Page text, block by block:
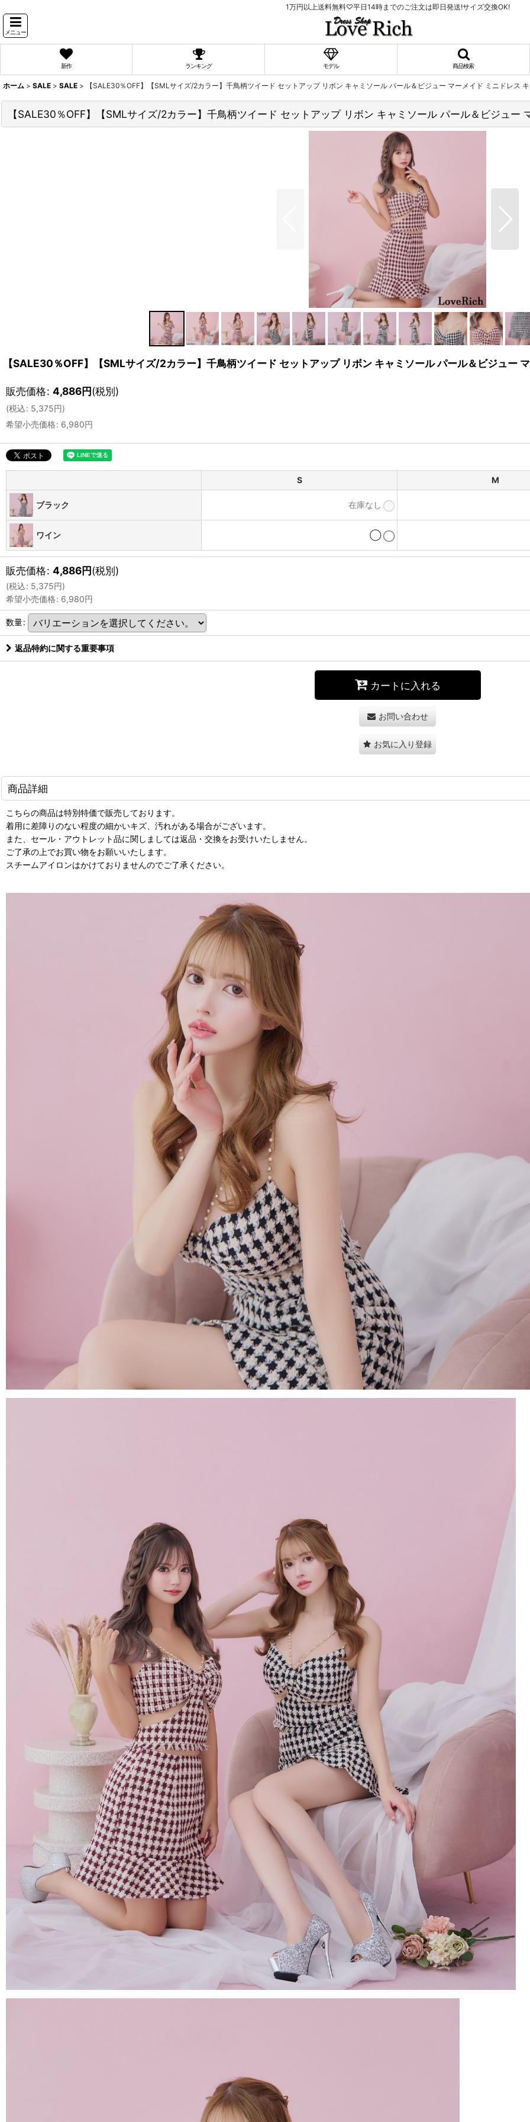
1万円以上送料無料♡平日14時までのご注文は即日発送!サイズ交換OK!
メニュー
新作 ランキング モデル 商品検索
ホーム > SALE > SALE > 【SALE30％OFF】【SMLサイズ/2カラー】千鳥柄ツイード セットアップ リボン キャミソール パール＆ビジュー マーメイド ミニドレス
【SALE30％OFF】【SMLサイズ/2カラー】千鳥柄ツイード セットアップ リボン キャミソール パール＆ビジュー
【SALE30％OFF】【SMLサイズ/2カラー】千鳥柄ツイード セットアップ リボン キャミソール パール＆ビジュー
販売価格: 4,886円(税別)
(税込: 5,375円)
希望小売価格: 6,980円
S M
ブラック 在庫なし
ワイン ◯
販売価格: 4,886円(税別)
(税込: 5,375円)
希望小売価格: 6,980円
数量:
返品特約に関する重要事項
カートに入れる
お問い合わせ
お気に入り登録
商品詳細
こちらの商品は特別特価で販売しております。
着用に差障りのない程度の細かいキズ、汚れがある場合がございます。
また、セール・アウトレット品に関しましては返品・交換をお受けいたしません。
ご了承の上でお買い物をお願いいたします。
スチームアイロンはかけておりませんのでご了承ください。